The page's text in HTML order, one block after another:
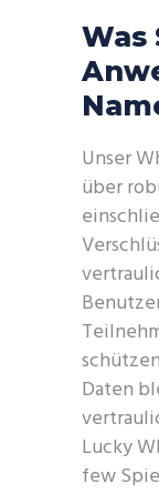
Was
Unser
über
Daten
Lucky
few